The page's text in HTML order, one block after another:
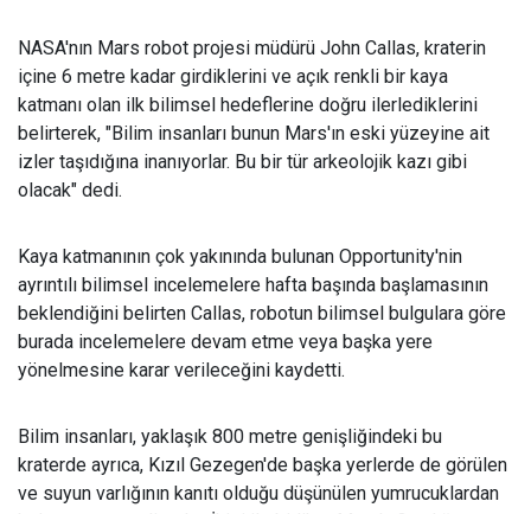
NASA'nın Mars robot projesi müdürü John Callas, kraterin
içine 6 metre kadar girdiklerini ve açık renkli bir kaya
katmanı olan ilk bilimsel hedeflerine doğru ilerlediklerini
belirterek, "Bilim insanları bunun Mars'ın eski yüzeyine ait
izler taşıdığına inanıyorlar. Bu bir tür arkeolojik kazı gibi
olacak" dedi.
Kaya katmanının çok yakınında bulunan Opportunity'nin
ayrıntılı bilimsel incelemelere hafta başında başlamasının
beklendiğini belirten Callas, robotun bilimsel bulgulara göre
burada incelemelere devam etme veya başka yere
yönelmesine karar verileceğini kaydetti.
Bilim insanları, yaklaşık 800 metre genişliğindeki bu
kraterde ayrıca, Kızıl Gezegen'de başka yerlerde de görülen
ve suyun varlığının kanıtı olduğu düşünülen yumrucuklardan